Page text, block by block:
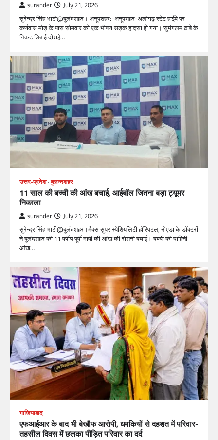
surander July 21, 2026
सुरेन्द्र सिंह भाटी@बुलंदशहर। अनूपशहर:-अनूपशहर-अलीगढ़ स्टेट हाईवे पर
कर्णवास मोड़ के पास सोमवार को एक भीषण सड़क हादसा हो गया। सुमंगलम ढाबे के
निकट डिबाई दोराहे…
उत्तर-प्रदेश बुलन्दशहर
11 साल की बच्ची की आंख बचाई, आईबॉल जितना बड़ा ट्यूमर
निकाला
surander July 21, 2026
सुरेन्द्र सिंह भाटी@बुलंदशहर।मैक्स सुपर स्पेशियलिटी हॉस्पिटल, नोएडा के डॉक्टरों
ने बुलंदशहर की 11 वर्षीय पूर्वी मावी की आंख की रोशनी बचाई। बच्ची की दाहिनी
आंख…
गाजियाबाद
एफआईआर के बाद भी बेखौफ आरोपी, धमकियों से दहशत में परिवार-
तहसील दिवस में छलका पीड़ित परिवार का दर्द